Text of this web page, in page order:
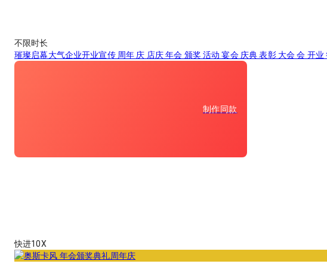
不限时长
璀璨启幕大气企业开业宣传 周年 庆 店庆 年会 颁奖 活动 宴会 庆典 表彰 大会 会 开
制作同款
快进10X